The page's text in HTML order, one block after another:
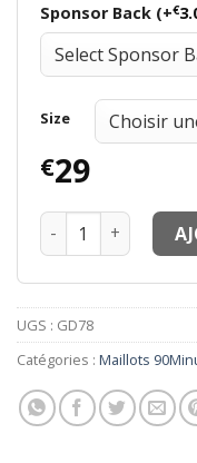
Sponsor Back (+€
Size
€29
quantité de
UGS : GD78
Catégories : Maillots